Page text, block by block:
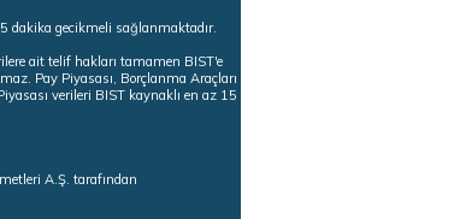
dakika gecikmeli sağlanmaktadır.
ait telif hakları tamamen BIST'e
Pay Piyasası, Borçlanma Araçları
verileri BIST kaynaklı en az 15
A.Ş. tarafından